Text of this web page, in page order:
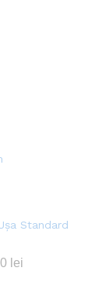
Standard
lei